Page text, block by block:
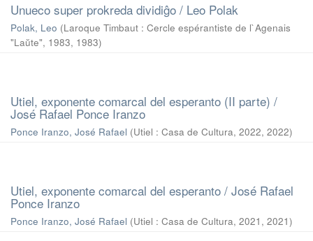
Unueco super prokreda dividiĝo / Leo Polak
Polak, Leo (Laroque Timbaut : Cercle espérantiste de l`Agenais
"Laŭte", 1983, 1983)
Utiel, exponente comarcal del esperanto (II parte) /
José Rafael Ponce Iranzo
Ponce Iranzo, José Rafael (Utiel : Casa de Cultura, 2022, 2022)
Utiel, exponente comarcal del esperanto / José Rafael
Ponce Iranzo
Ponce Iranzo, José Rafael (Utiel : Casa de Cultura, 2021 , 2021)